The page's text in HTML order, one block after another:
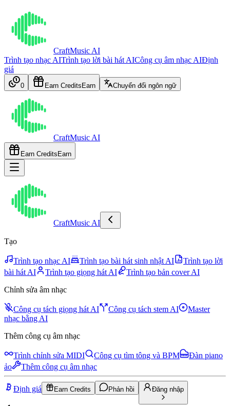
CraftMusic AI
Trình tạo nhạc AITrình tạo lời bài hát AICông cụ âm nhạc AIĐịnh
giá
0 Earn Credits Earn Chuyển đổi ngôn ngữ
CraftMusic AI
Earn Credits Earn
CraftMusic AI
Tạo
Trình tạo nhạc AI Trình tạo bài hát sinh nhật AI
Trình tạo lời
bài hát AI
Trình tạo giọng hát AI
Trình tạo bản cover AI
Chỉnh sửa âm nhạc
Công cụ tách giọng hát AI Công cụ tách stem AI
Master
nhạc bằng AI
Thêm công cụ âm nhạc
Trình chỉnh sửa MIDI Công cụ tìm tông và BPM
Đàn piano
ảo
Thêm công cụ âm nhạc
Định giá Earn Credits Phản hồi Đăng nhập